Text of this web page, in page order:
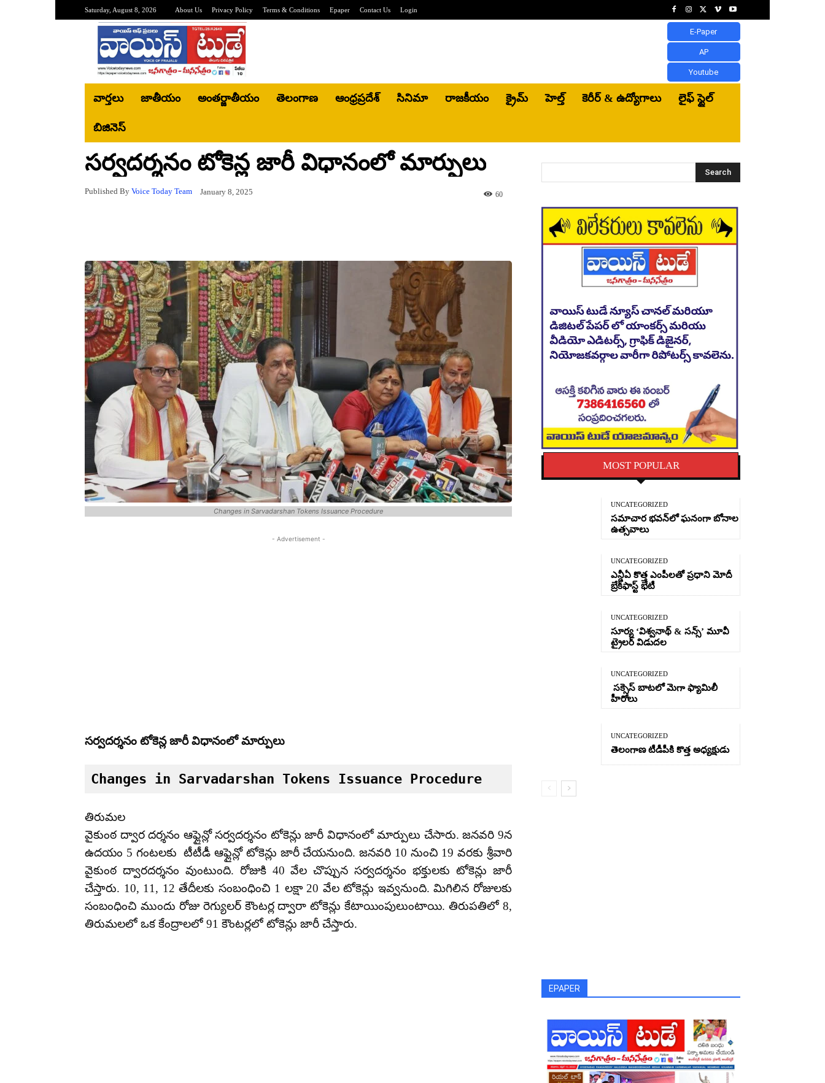
Saturday, August 8, 2026 About Us Privacy Policy Terms & Conditions Epaper Contact Us Login
E-Paper
AP
Youtube
వార్తలు జాతీయం అంతర్జాతీయం తెలంగాణ ఆంధ్రప్రదేశ్ సినిమా రాజకీయం క్రైమ్ హెల్త్‌ కెరీర్ & ఉద్యోగాలు లైఫ్ స్టైల్
బిజినెస్‌
సర్వదర్శనం టోకెన్ల జారీ విధానంలో మార్పులు
Published By Voice Today Team January 8, 2025 60
Changes in Sarvadarshan Tokens Issuance Procedure
- Advertisement -
సర్వదర్శనం టోకెన్ల జారీ విధానంలో మార్పులు
Changes in Sarvadarshan Tokens Issuance Procedure
తిరుమల
వైకుంఠ ద్వార దర్శనం ఆఫ్లైన్లో సర్వదర్శనం టోకెన్లు జారీ విధానంలో మార్పులు చేసారు. జనవరి 9న
ఉదయం 5 గంటలకు టీటీడీ ఆఫ్లైన్లో టోకెన్లు జారీ చేయనుంది. జనవరి 10 నుంచి 19 వరకు శ్రీవారి
వైకుంఠ ద్వారదర్శనం వుంటుంది. రోజుకి 40 వేల చొప్పున సర్వదర్శనం భక్తులకు టోకెన్లు జారీ
చేస్తారు. 10, 11, 12 తేదీలకు సంబంధించి 1 లక్షా 20 వేల టోకెన్లు ఇవ్వనుంది. మిగిలిన రోజులకు
సంబంధించి ముందు రోజు రెగ్యులర్ కౌంటర్ల ద్వారా టోకెన్లు కేటాయింపులుంటాయి. తిరుపతిలో 8,
తిరుమలలో ఒక కేంద్రాలలో 91 కౌంటర్లలో టోకెన్లు జారీ చేస్తారు.
Search
MOST POPULAR
UNCATEGORIZED
సమాచార భవన్‌లో ఘనంగా బోనాల
ఉత్సవాలు
UNCATEGORIZED
ఎన్డీఏ కొత్త ఎంపీలతో ప్రధాని మోదీ
బ్రేక్‌ఫాస్ట్ భేటీ
UNCATEGORIZED
సూర్య ‘విశ్వనాథ్ & సన్స్’ మూవీ
ట్రైలర్ విడుదల
UNCATEGORIZED
సక్సెస్ బాటలో మెగా ఫ్యామిలీ
హీరోలు
UNCATEGORIZED
తెలంగాణ టీడీపీకి కొత్త అధ్యక్షుడు
EPAPER